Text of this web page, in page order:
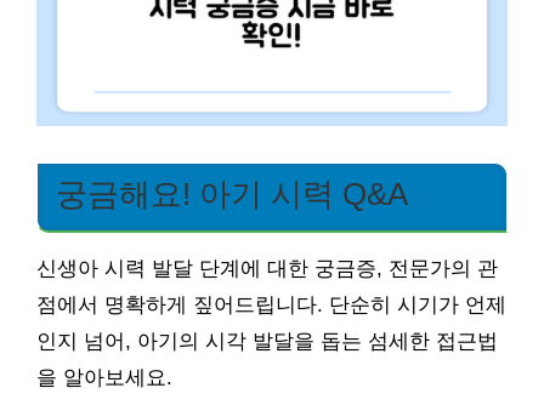
궁금해요! 아기 시력 Q&A
신생아 시력 발달 단계에 대한 궁금증, 전문가의 관
점에서 명확하게 짚어드립니다. 단순히 시기가 언제
인지 넘어, 아기의 시각 발달을 돕는 섬세한 접근법
을 알아보세요.